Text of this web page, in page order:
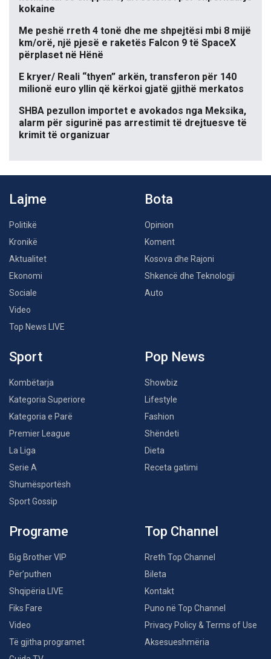
kokaine
Me peshë rreth 4 tonë dhe me shpejtësi mbi 8 mijë
km/orë, një pjesë e raketës Falcon 9 të SpaceX
përplaset në Hënë
E kryer/ Reali “thyen” arkën, transferon për 140
milionë euro yllin që kërkoi gjatë gjithë merkatos
SHBA pezullon importet e avokados nga Meksika,
alarm për sigurinë pas arrestimit të drejtuesve të
krimit të organizuar
Lajme
Politikë
Kronikë
Aktualitet
Ekonomi
Sociale
Video
Top News LIVE
Bota
Opinion
Koment
Kosova dhe Rajoni
Shkencë dhe Teknologji
Auto
Sport
Kombëtarja
Kategoria Superiore
Kategoria e Parë
Premier League
La Liga
Serie A
Shumësportësh
Sport Gossip
Pop News
Showbiz
Lifestyle
Fashion
Shëndeti
Dieta
Receta gatimi
Programe
Big Brother VIP
Për’puthen
Shqipëria LIVE
Fiks Fare
Video
Të gjitha programet
Top Channel
Rreth Top Channel
Bileta
Kontakt
Puno në Top Channel
Privacy Policy & Terms of Use
Aksesueshmëria